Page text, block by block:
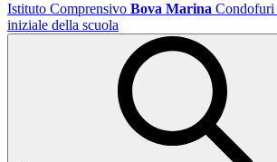
Istituto Comprensivo Bova Marina Condofuri
iniziale della scuola